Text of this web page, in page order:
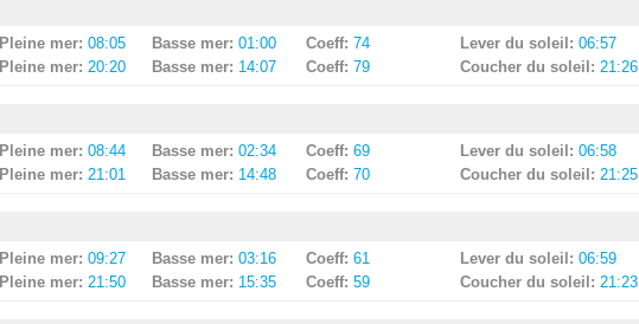
Pleine mer: 08:05 Basse mer: 01:00 Coeff: 74 Lever du soleil: 06:57
Pleine mer: 20:20 Basse mer: 14:07 Coeff: 79 Coucher du soleil: 21:26
Pleine mer: 08:44 Basse mer: 02:34 Coeff: 69 Lever du soleil: 06:58
Pleine mer: 21:01 Basse mer: 14:48 Coeff: 70 Coucher du soleil: 21:25
Pleine mer: 09:27 Basse mer: 03:16 Coeff: 61 Lever du soleil: 06:59
Pleine mer: 21:50 Basse mer: 15:35 Coeff: 59 Coucher du soleil: 21:23